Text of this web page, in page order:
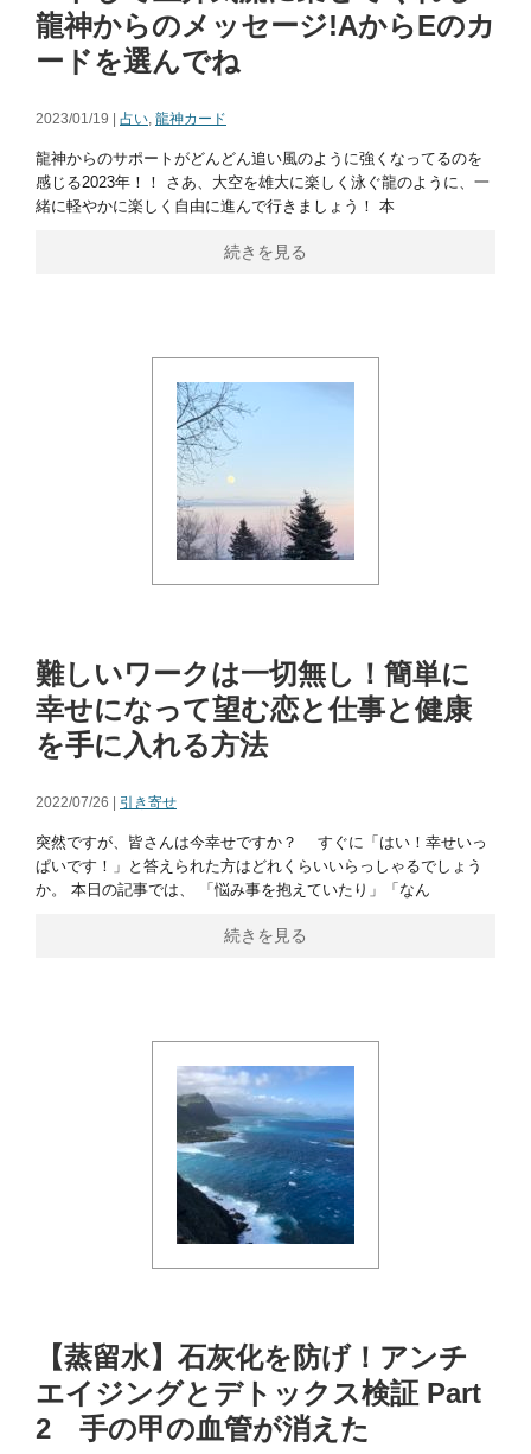
龍神からのメッセージ!AからEのカ
ードを選んでね
2023/01/19 | 占い, 龍神カード
龍神からのサポートがどんどん追い風のように強くなってるのを
感じる2023年！！ さあ、大空を雄大に楽しく泳ぐ龍のように、一
緒に軽やかに楽しく自由に進んで行きましょう！ 本
続きを見る
難しいワークは一切無し！簡単に
幸せになって望む恋と仕事と健康
を手に入れる方法
2022/07/26 | 引き寄せ
突然ですが、皆さんは今幸せですか？ すぐに「はい！幸せいっ
ぱいです！」と答えられた方はどれくらいいらっしゃるでしょう
か。 本日の記事では、 「悩み事を抱えていたり」「なん
続きを見る
【蒸留水】石灰化を防げ！アンチ
エイジングとデトックス検証 Part
2 手の甲の血管が消えた